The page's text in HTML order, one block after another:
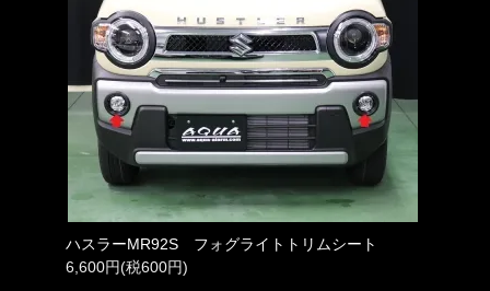
ハスラーMR92S フォグライトトリムシート
6,600円(税600円)